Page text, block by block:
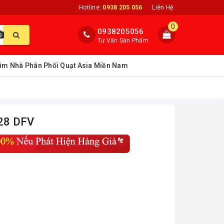
Hotline: 0938 205 056 Liên Hệ
0
0938205056
Tư Vấn Sản Phẩm
Nhà Phân Phối Quạt Asia Miền Nam
DFV